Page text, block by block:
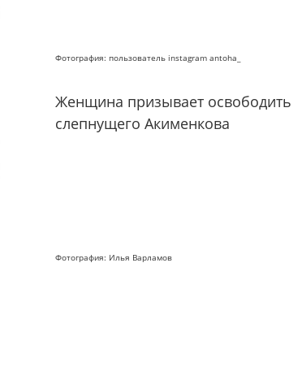
Фотография: пользователь instagram antoha_
Женщина призывает освободить
слепнущего Акименкова
Фотография: Илья Варламов